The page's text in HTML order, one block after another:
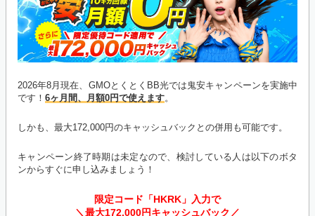
2026年8月現在、GMOとくとくBB光では鬼安キャンペーンを実施中
です！ 6ヶ月間、月額0円で使えます。
しかも、最大172,000円のキャッシュバックとの併用も可能です。
キャンペーン終了時期は未定なので、検討している人は以下のボタ
ンからすぐに申し込みましょう！
限定コード「HKRK」入力で
＼最大172,000円キャッシュバック／